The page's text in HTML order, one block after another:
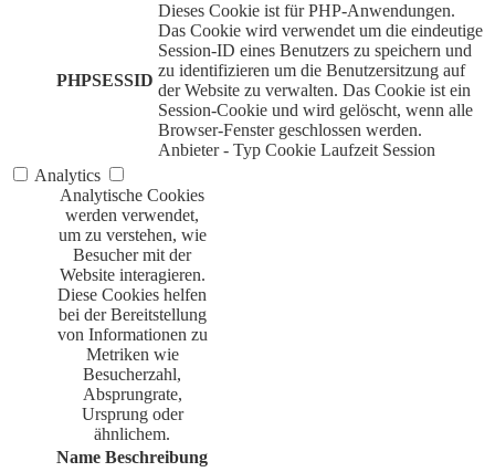
PHPSESSID
Dieses Cookie ist für PHP-Anwendungen.
Das Cookie wird verwendet um die eindeutige
Session-ID eines Benutzers zu speichern und
zu identifizieren um die Benutzersitzung auf
der Website zu verwalten. Das Cookie ist ein
Session-Cookie und wird gelöscht, wenn alle
Browser-Fenster geschlossen werden.
Anbieter - Typ Cookie Laufzeit Session
Analytics
Analytische Cookies
werden verwendet,
um zu verstehen, wie
Besucher mit der
Website interagieren.
Diese Cookies helfen
bei der Bereitstellung
von Informationen zu
Metriken wie
Besucherzahl,
Absprungrate,
Ursprung oder
ähnlichem.
Name Beschreibung